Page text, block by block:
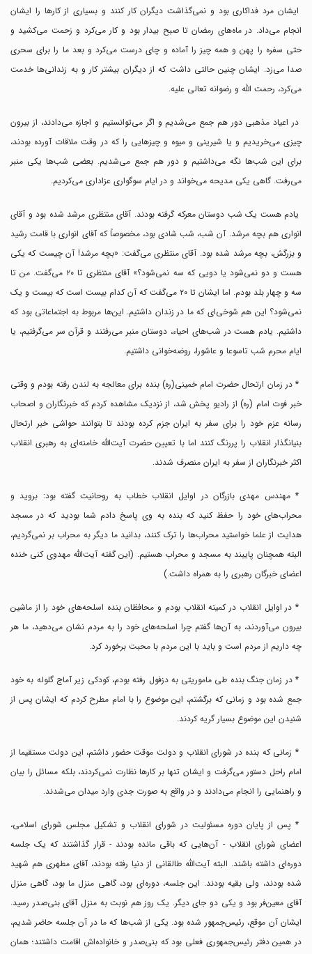
ایشان مرد فداکاری بود و نمی‌گذاشت دیگران کار کنند و بسیاری از کارها را ایشان
انجام می‌داد. در ماه‌های رمضان تا صبح بیدار بود و کار می‌کرد و زحمت می‌کشید و
حتی سفره را پهن و همه چیز را آماده و چای درست می‌کرد و بعد ما را برای سحری
صدا می‌زد. ایشان چنین حالتی داشت که از دیگران بیشتر کار و به زندانی‌ها خدمت
می‌کرد، رحمت الله و رضوانه تعالی علیه.
در اعیاد مذهبی دور هم جمع می‌شدیم و اگر می‌توانستیم و اجازه می‌دادند، از بیرون
چیزی می‌خریدیم و یا شیرینی و میوه و چیزهایی را که در وقت ملاقات آورده بودند،
برای این شب‌ها نگه می‌داشتیم و دور هم جمع می‌شدیم. بعضی شب‌ها یکی منبر
می‌رفت. گاهی یکی مدیحه می‌خواند و در ایام سوگواری عزاداری می‌کردیم.
یادم هست یک شب دوستان معرکه گرفته بودند. آقای منتظری مرشد شده بود و آقای
انواری هم بچه مرشد. آن شب، شب شادی بود، مخصوصاً که آقای انواری با قامت رشید
و بزرگش، بچه مرشد شده بود. آقای منتظری می‌گفت: «بچه مرشد! آن چیست که یکی
هست و دو نمی‌شود یا دویی که سه نمی‌شود؟» آقای منتظری تا ۲۰ می‌گفت. من تا
سه و چهار بلد بودم. اما ایشان تا ۲۰ می‌گفت که آن کدام بیست است که بیست و یک
نمی‌شود؟ این هم شوخی‌ای که ما در زندان داشتیم. این‌ها مربوط به اجتماعاتی بود که
داشتیم. یادم هست در شب‌های احیاء، دوستان منبر می‌رفتند و قرآن سر می‌گرفتیم، یا
ایام محرم شب تاسوعا و عاشورا، روضه‌خوانی داشتیم.
* در زمان ارتحال حضرت امام خمینی(ره) بنده برای معالجه به لندن رفته بودم و وقتی
خبر فوت امام (ره) از رادیو پخش شد، از نزدیک مشاهده کردم که خبرنگاران و اصحاب
رسانه عزم خود را برای سفر به ایران جزم کرده بودند تا بتوانند حواشی خبر ارتحال
بنیانگذار انقلاب را پررنگ کنند اما با تعیین حضرت آیت‌الله خامنه‌ای به رهبری انقلاب
اکثر خبرنگاران از سفر به ایران منصرف شدند.
* مهندس مهدی بازرگان در اوایل انقلاب خطاب به روحانیت گفته بود: بروید و
محراب‌های خود را حفظ کنید که بنده به وی پاسخ دادم شما بودید که در مسجد
هدایت از علما خواستید محراب‌ها را ترک کنند، بدانید ما دیگر به محراب بر نمی‌گردیم،
البته همچنان پایبند به مسجد و محراب هستیم. (این گفته آیت‌الله مهدوی کنی خنده
اعضای خبرگان رهبری را به همراه داشت.)
* در اوایل انقلاب در کمیته انقلاب بودم و محافظان بنده اسلحه‌های خود را از ماشین
بیرون می‌آوردند، به آن‌ها گفتم چرا اسلحه‌های خود را به مردم نشان می‌دهید، ما هر
چه داریم از مردم است و باید با این مردم با محبت برخورد کرد.
* در زمان جنگ بنده طی ماموریتی به دزفول رفته بودم، کودکی زیر آماج گلوله به خود
جمع شده بود و زمانی که برگشتم، این موضوع را با امام مطرح کردم که ایشان پس از
شنیدن این موضوع بسیار گریه کردند.
* زمانی که بنده در شورای انقلاب و دولت موقت حضور داشتم، این دولت مستقیما از
امام راحل دستور می‌گرفت و ایشان تنها بر کار‌ها نظارت نمی‌کردند، بلکه مسائل را بیان
و راهنمایی را انجام می‌دادند و در واقع به صورت جدی وارد میدان می‌شدند.
* پس از پایان دوره مسئولیت در شورای انقلاب و تشکیل مجلس شورای اسلامی،
اعضای شورای انقلاب - آن‌هایی که باقی مانده بودند - قرار گذاشتند که یک جلسه
دوره‌ای داشته باشند. البته آیت‌الله طالقانی از دنیا رفته بودند، آقای مطهری هم شهید
شده بودند، ولی بقیه بودند. این جلسه، دوره‌ای بود، گاهی منزل ما بود، ‌گاهی منزل
آقای معین‌فر بود و یکی دو جای دیگر. یک روز هم نوبت به منزل آقای بنی‌صدر رسید.
ایشان آن موقع، رئیس‌جمهور شده بود. یکی از شب‌ها که ما در آن جلسه حاضر شدیم،
در همین دفتر رئیس‌جمهوری فعلی بود که بنی‌صدر و خانواده‌اش اقامت داشتند؛ همان